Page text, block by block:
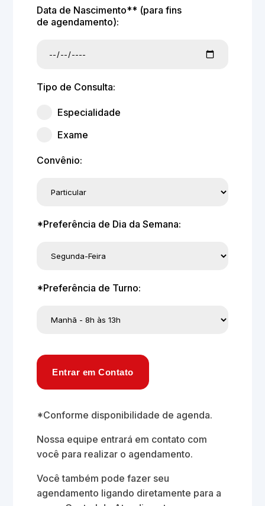
Data de Nascimento** (para fins
de agendamento):
Tipo de Consulta:
Especialidade
Exame
Convênio:
*Preferência de Dia da Semana:
*Preferência de Turno:
Entrar em Contato
*Conforme disponibilidade de agenda.
Nossa equipe entrará em contato com
você para realizar o agendamento.
Você também pode fazer seu
agendamento ligando diretamente para a